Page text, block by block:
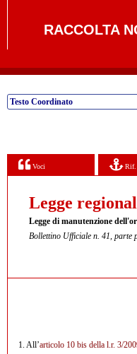
RACCOLTA
Testo Coordinato
Voci Rif.
Legge
Legge di manutenzione
Bollettino Ufficiale n. 41, parte
1. All’articolo 10 bis della l.r. 3/